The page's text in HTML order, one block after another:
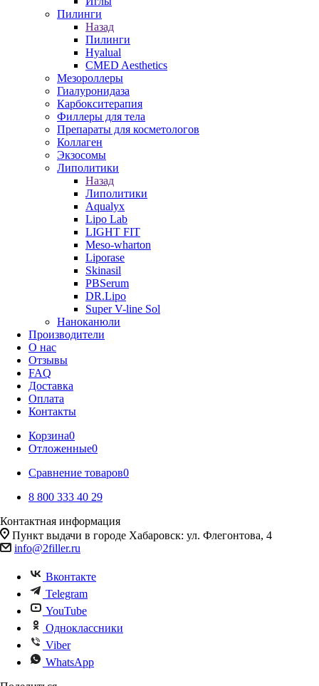
Пилинги
Назад
Пилинги
Hyalual
CMED Aesthetics
Мезороллеры
Гиалуронидаза
Карбокситерапия
Филлеры для тела
Препараты для косметологов
Коллаген
Экзосомы
Липолитики
Назад
Липолитики
Aqualyx
Lipo Lab
LIGHT FIT
Meso-wharton
Liporase
Skinasil
PBSerum
DR.Lipo
Super V-line Sol
Наноканюли
Производители
О нас
Отзывы
FAQ
Доставка
Оплата
Контакты
Корзина0
Отложенные0
Сравнение товаров0
8 800 333 40 29
Контактная информация
Пункт выдачи в городе Хабаровск: ул. Флегонтова, 4
info@2filler.ru
Вконтакте
Telegram
YouTube
Одноклассники
Viber
WhatsApp